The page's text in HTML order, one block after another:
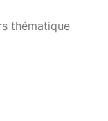
thématique